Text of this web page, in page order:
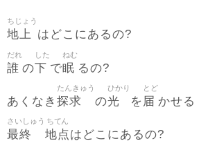
地上
ちじょう
はどこにあるの?
誰
だれ
の下
した
で眠
ねむ
るの?
あくなき 探求
たんきゅう
の光
ひかり
を 届
とど
かせる
最終
さいしゅう
地点
ちてん
はどこにあるの?